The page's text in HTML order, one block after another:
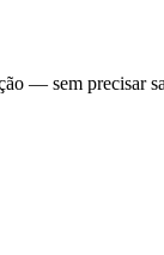
— sem precisar